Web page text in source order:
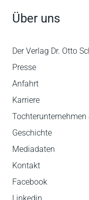
Über uns
Der Verlag Dr. Otto
Presse
Anfahrt
Karriere
Tochterunternehmen
Geschichte
Mediadaten
Kontakt
Facebook